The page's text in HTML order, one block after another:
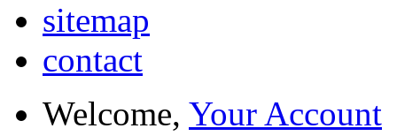
sitemap
contact
Welcome, Your Account